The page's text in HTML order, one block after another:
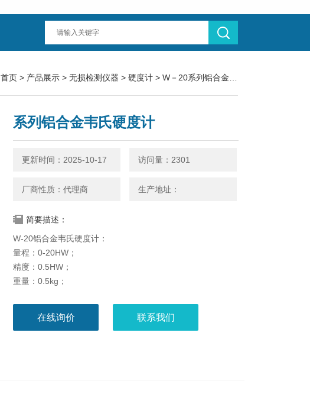
首页 > 产品展示 > 无损检测仪器 > 硬度计 > W－20系列铝合金韦氏硬度计
系列铝合金韦氏硬度计
更新时间：2025-10-17 访问量：2301
厂商性质：代理商 生产地址：
简要描述：
W-20铝合金韦氏硬度计：
量程：0-20HW；
精度：0.5HW；
重量：0.5kg；
在线询价 联系我们